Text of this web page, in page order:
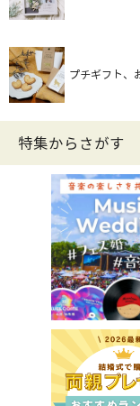
プチギフト、
特集からさがす